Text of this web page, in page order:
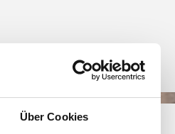
Über Cookies